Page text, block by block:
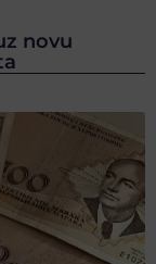
novu